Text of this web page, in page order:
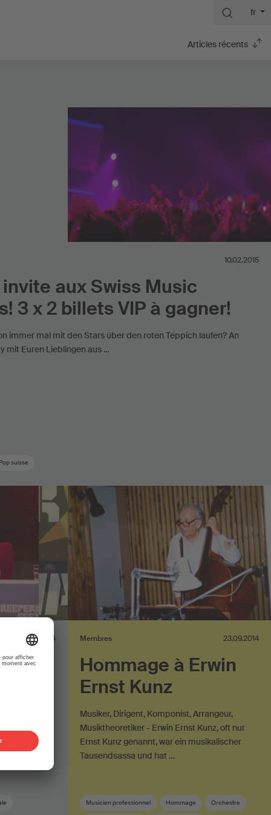
fr
Articles récents
10.02.2015
invite aux Swiss Music
3 x 2 billets VIP à gagner!
immer mal mit den Stars über den roten Teppich laufen? An
mit Euren Lieblingen aus …
Pop suisse
21.11.2014
haben
…
Membres 23.09.2014
Hommage à Erwin
Ernst Kunz
Musiker, Dirigent, Komponist, Arrangeur,
Musiktheoretiker - Erwin Ernst Kunz, oft nur
Ernst Kunz genannt, war ein musikalischer
Tausendsassa und hat …
Musicien professionnel Hommage Orchestre